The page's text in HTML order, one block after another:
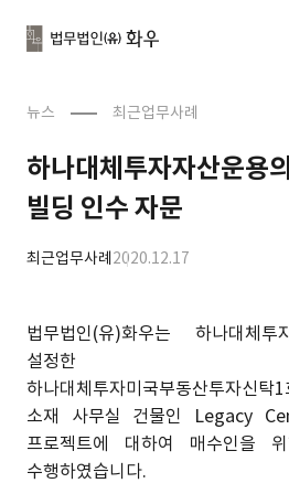
뉴스 최근업무사례
하나대체투자자산운용
빌딩 인수 자문
최근업무사례2020.12.17
법무법인(유)화우는 하나대체투
설정한 투자
하나대체투자미국부동산투자신
소재 사무실 건물인 Legacy
프로젝트에 대하여 매수인을
수행하였습니다.